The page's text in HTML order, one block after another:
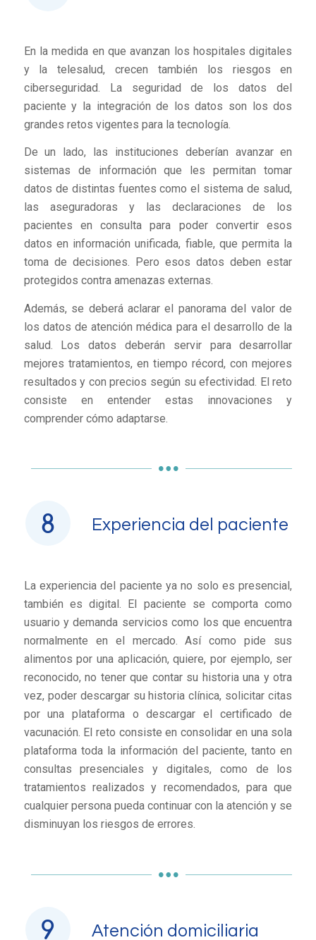
En la medida en que avanzan los hospitales digitales
y la telesalud, crecen también los riesgos en
ciberseguridad. La seguridad de los datos del
paciente y la integración de los datos son los dos
grandes retos vigentes para la tecnología.
De un lado, las instituciones deberían avanzar en
sistemas de información que les permitan tomar
datos de distintas fuentes como el sistema de salud,
las aseguradoras y las declaraciones de los
pacientes en consulta para poder convertir esos
datos en información unificada, fiable, que permita la
toma de decisiones. Pero esos datos deben estar
protegidos contra amenazas externas.
Además, se deberá aclarar el panorama del valor de
los datos de atención médica para el desarrollo de la
salud. Los datos deberán servir para desarrollar
mejores tratamientos, en tiempo récord, con mejores
resultados y con precios según su efectividad. El reto
consiste en entender estas innovaciones y
comprender cómo adaptarse.
Experiencia del paciente
La experiencia del paciente ya no solo es presencial,
también es digital. El paciente se comporta como
usuario y demanda servicios como los que encuentra
normalmente en el mercado. Así como pide sus
alimentos por una aplicación, quiere, por ejemplo, ser
reconocido, no tener que contar su historia una y otra
vez, poder descargar su historia clínica, solicitar citas
por una plataforma o descargar el certificado de
vacunación. El reto consiste en consolidar en una sola
plataforma toda la información del paciente, tanto en
consultas presenciales y digitales, como de los
tratamientos realizados y recomendados, para que
cualquier persona pueda continuar con la atención y se
disminuyan los riesgos de errores.
Atención domiciliaria